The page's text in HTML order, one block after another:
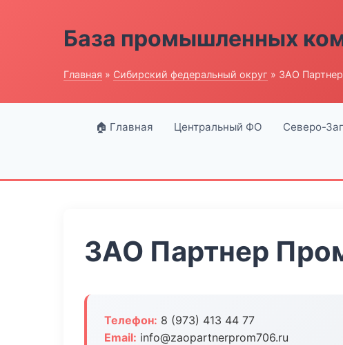
База промышленных
Главная » Сибирский федеральный округ » ЗАО
🏠 Главная Центральный ФО Северо-
ЗАО Партнер
Телефон: 8 (973) 413 44 77
Email: info@zaopartnerprom706.ru